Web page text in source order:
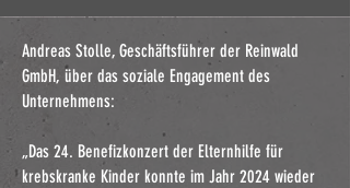
Andreas Stolle, Geschäftsführer der Reinwald
GmbH, über das soziale Engagement des
Unternehmens:
„Das 24. Benefizkonzert der Elternhilfe für
krebskranke Kinder konnte im Jahr 2024 wieder